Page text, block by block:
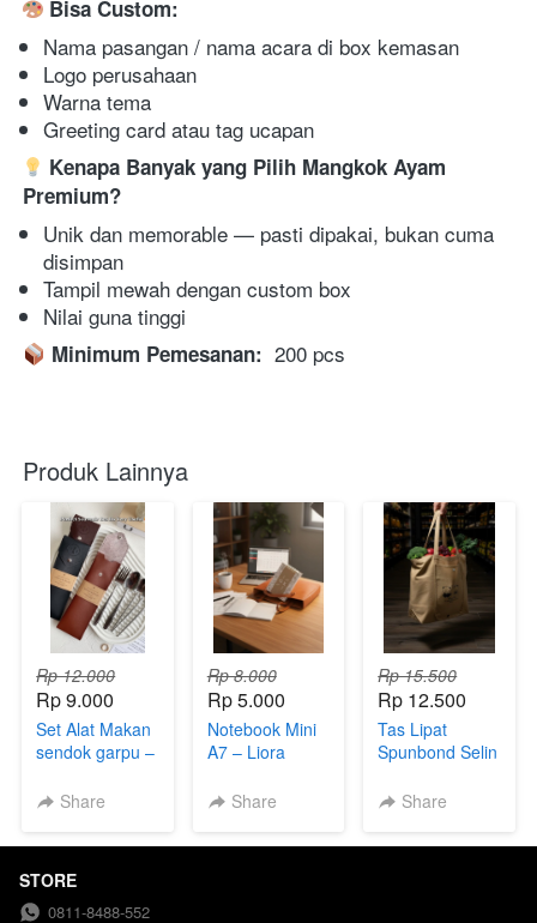
Bisa Custom:
Nama pasangan / nama acara di box kemasan
Logo perusahaan
Warna tema
Greeting card atau tag ucapan
Kenapa Banyak yang Pilih Mangkok Ayam
Premium?
Unik dan memorable — pasti dipakai, bukan cuma
disimpan
Tampil mewah dengan custom box
Nilai guna tinggi
Minimum Pemesanan:
  200 pcs
Produk Lainnya
Rp 12.000
Rp 9.000
Set Alat Makan
sendok garpu –
Semi Kulit
Share
Rp 8.000
Rp 5.000
Notebook Mini
A7 – Liora
(Free Plastik)
Share
Rp 15.500
Rp 12.500
Tas Lipat
Spunbond Selin
Bag (Kemasan
Share
STORE
0811-8488-552